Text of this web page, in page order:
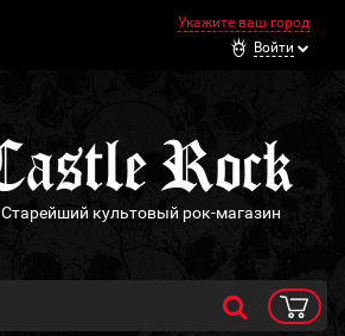
Укажите ваш город
Войти
Старейший культовый рок-магазин